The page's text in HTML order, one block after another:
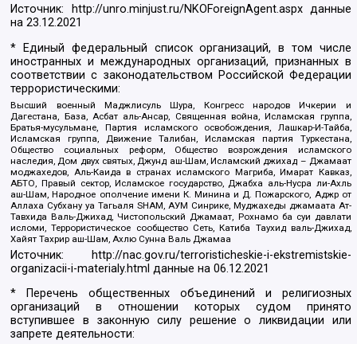
Источник: http://unro.minjust.ru/NKOForeignAgent.aspxданные
на23.12.2021
* Единый федеральный список организаций, в том числе
иностранных и международных организаций, признанных в
соответствии с законодательством Российской Федерации
террористическими:
Высший военный Маджлисуль Шура, Конгресс народов Ичкерии и
Дагестана, База, Асбат аль-Ансар, Священная война, Исламская группа,
Братья-мусульмане, Партия исламского освобождения, Лашкар-И-Тайба,
Исламская группа, Движение Талибан, Исламская партия Туркестана,
Общество социальных реформ, Общество возрождения исламского
наследия, Дом двух святых, Джунд аш-Шам, Исламский джихад – Джамаат
моджахедов, Аль-Каида в странах исламского Магриба, Имарат Кавказ,
АБТО, Правый сектор, Исламское государство, Джабха аль-Нусра ли-Ахль
аш-Шам, Народное ополчение имени К. Минина и Д. Пожарского, Аджр от
Аллаха Субхану уа Тагьаля SHAM, АУМ Синрике, Муджахеды джамаата Ат-
Тавхида Валь-Джихад, Чистопольский Джамаат, Рохнамо ба суи давлати
исломи, Террористическое сообщество Сеть, Катиба Таухид валь-Джихад,
Хайят Тахрир аш-Шам, Ахлю Сунна Валь Джамаа
Источник:
http://nac.gov.ru/terroristicheskie-i-ekstremistskie-
organizacii-i-materialy.html данные на06.12.2021
* Перечень общественных объединений и религиозных
организаций в отношении которых судом принято
вступившее в законную силу решение о ликвидации или
запрете деятельности: